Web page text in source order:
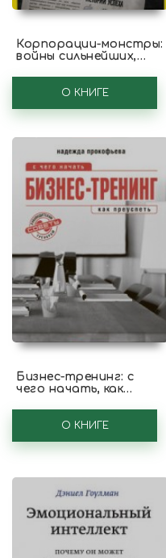
Корпорации-монстры:
войны сильнейших,
О КНИГЕ
Бизнес-тренинг: с
чего начать, как
руководителям и
тренерамО КНИГЕ